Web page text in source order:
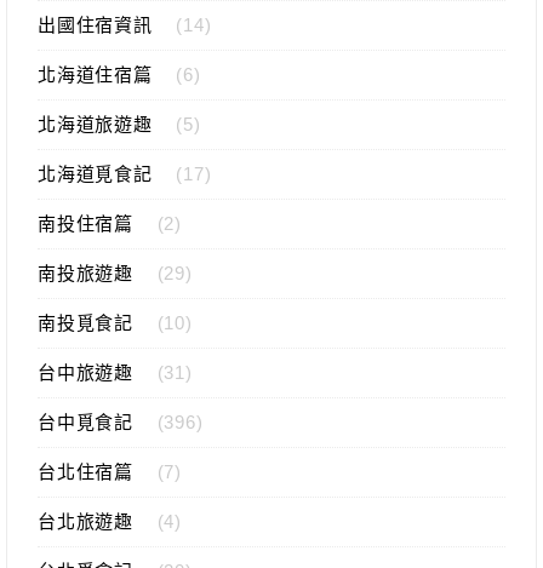
出國住宿資訊 (14)
北海道住宿篇 (6)
北海道旅遊趣 (5)
北海道覓食記 (17)
南投住宿篇 (2)
南投旅遊趣 (29)
南投覓食記 (10)
台中旅遊趣 (31)
台中覓食記 (396)
台北住宿篇 (7)
台北旅遊趣 (4)